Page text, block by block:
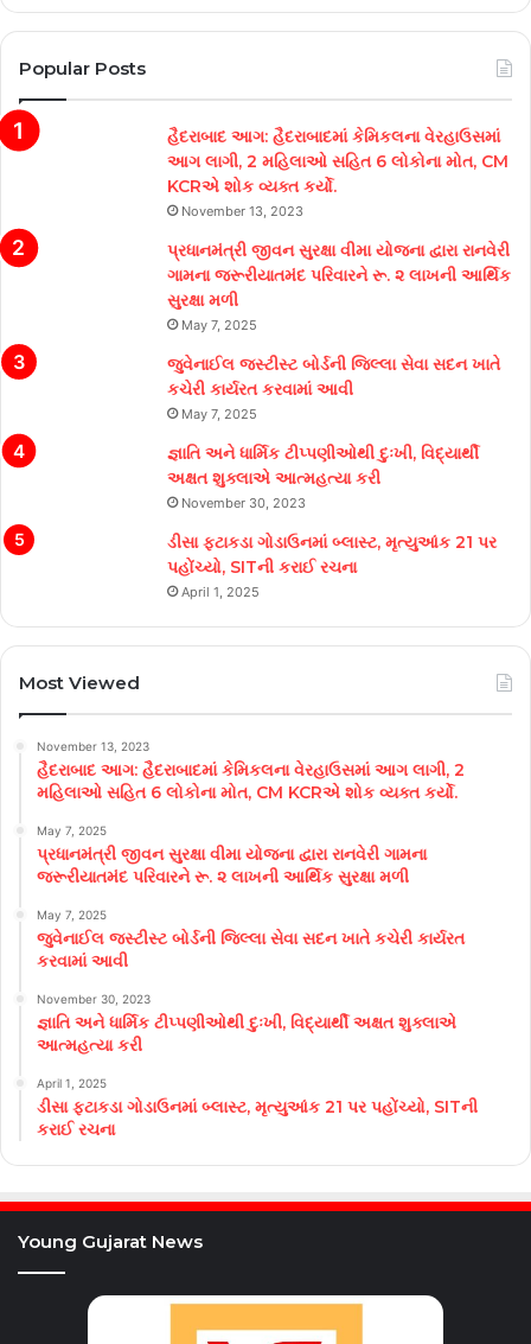
Popular Posts
હૈદરાબાદ આગ: હૈદરાબાદમાં કેમિકલના વેરહાઉસમાં
આગ લાગી, 2 મહિલાઓ સહિત 6 લોકોના મોત, CM
KCRએ શોક વ્યક્ત કર્યો.
November 13, 2023
પ્રધાનમંત્રી જીવન સુરક્ષા વીમા યોજના દ્વારા રાનવેરી
ગામના જરૂરીયાતમંદ પરિવારને રૂ. ૨ લાખની આર્થિક
સુરક્ષા મળી
May 7, 2025
જુવેનાઈલ જસ્ટીસ્ટ બોર્ડની જિલ્લા સેવા સદન ખાતે
કચેરી કાર્યરત કરવામાં આવી
May 7, 2025
જ્ઞાતિ અને ધાર્મિક ટીપ્પણીઓથી દુઃખી, વિદ્યાર્થી
અક્ષત શુક્લાએ આત્મહત્યા કરી
November 30, 2023
ડીસા ફટાકડા ગોડાઉનમાં બ્લાસ્ટ, મૃત્યુઆંક 21 પર
પહોંચ્યો, SITની કરાઈ રચના
April 1, 2025
Most Viewed
November 13, 2023
હૈદરાબાદ આગ: હૈદરાબાદમાં કેમિકલના વેરહાઉસમાં આગ લાગી, 2
મહિલાઓ સહિત 6 લોકોના મોત, CM KCRએ શોક વ્યક્ત કર્યો.
May 7, 2025
પ્રધાનમંત્રી જીવન સુરક્ષા વીમા યોજના દ્વારા રાનવેરી ગામના
જરૂરીયાતમંદ પરિવારને રૂ. ૨ લાખની આર્થિક સુરક્ષા મળી
May 7, 2025
જુવેનાઈલ જસ્ટીસ્ટ બોર્ડની જિલ્લા સેવા સદન ખાતે કચેરી કાર્યરત
કરવામાં આવી
November 30, 2023
જ્ઞાતિ અને ધાર્મિક ટીપ્પણીઓથી દુઃખી, વિદ્યાર્થી અક્ષત શુક્લાએ
આત્મહત્યા કરી
April 1, 2025
ડીસા ફટાકડા ગોડાઉનમાં બ્લાસ્ટ, મૃત્યુઆંક 21 પર પહોંચ્યો, SITની
કરાઈ રચના
Young Gujarat News